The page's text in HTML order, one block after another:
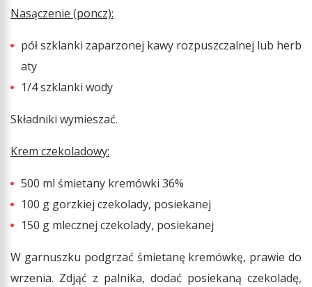
Nasączenie (poncz):
pół szklanki zaparzonej kawy rozpuszczalnej lub herb
aty
1/4 szklanki wody
Składniki wymieszać.
Krem czekoladowy:
500 ml śmietany kremówki 36%
100 g gorzkiej czekolady, posiekanej
150 g mlecznej czekolady, posiekanej
W garnuszku podgrzać śmietanę kremówkę, prawie do
wrzenia. Zdjąć z palnika, dodać posiekaną czekoladę,